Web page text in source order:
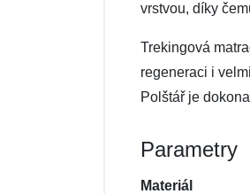
vrstvou, díky
Trekingová
regeneraci i
Polštář je
Parametry
Materiál